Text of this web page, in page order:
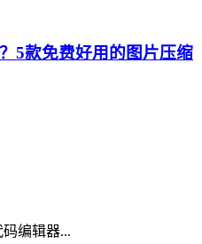
5款免费好用的图片压缩
编辑器...